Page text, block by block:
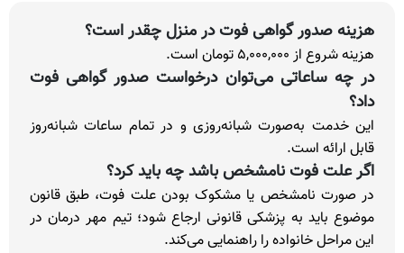
هزینه صدور گواهی فوت در منزل چقدر است؟
هزینه شروع از ۵,۰۰۰,۰۰۰ تومان است.
در چه ساعاتی می‌توان درخواست صدور گواهی فوت
داد؟
این خدمت به‌صورت شبانه‌روزی و در تمام ساعات شبانه‌روز
قابل ارائه است.
اگر علت فوت نامشخص باشد چه باید کرد؟
در صورت نامشخص یا مشکوک بودن علت فوت، طبق قانون
موضوع باید به پزشکی قانونی ارجاع شود؛ تیم مهر درمان در
این مراحل خانواده را راهنمایی می‌کند.